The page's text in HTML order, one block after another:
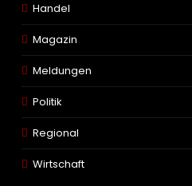
Handel
Magazin
Meldungen
Politik
Regional
Wirtschaft